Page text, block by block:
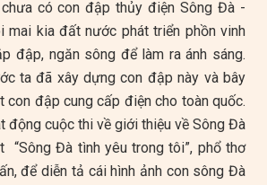
có con đập thủy điện Sông Đà -
mai kia đất nước phát triển phồn vinh
đập, ngăn sông để làm ra ánh sáng.
ta đã xây dựng con đập này và bây
con đập cung cấp điện cho toàn quốc.
động cuộc thi về giới thiệu về Sông Đà
“Sông Đà tình yêu trong tôi”, phổ thơ
để diễn tả cái hình ảnh con sông Đà